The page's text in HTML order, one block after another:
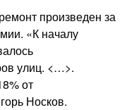
произведен за
«К началу
улиц. <…>.
от
Носков.